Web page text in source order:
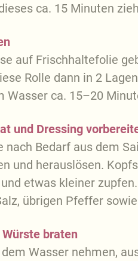
ca. 15 Minuten
auf Frischhaltefolie
Rolle dann in 2
Wasser ca. 15–20
und Dressing
nach Bedarf aus dem
und herauslösen.
etwas kleiner
übrigen Pfeffer
braten
Wasser nehmen,